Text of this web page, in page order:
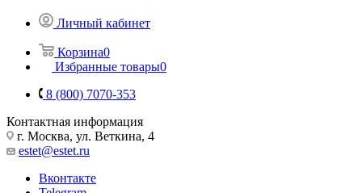
Личный кабинет
Корзина0
Избранные товары0
8 (800) 7070-353
Контактная информация
г. Москва, ул. Веткина, 4
estet@estet.ru
Вконтакте